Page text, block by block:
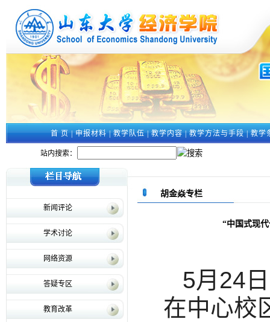
首 页|申报材料|教学队伍|教学内容|教学方法与手段|教学
站内搜索：
新闻评论
学术讨论
网络资源
答疑专区
教育改革
胡金焱专栏
“中国式现
5月24
在中心校